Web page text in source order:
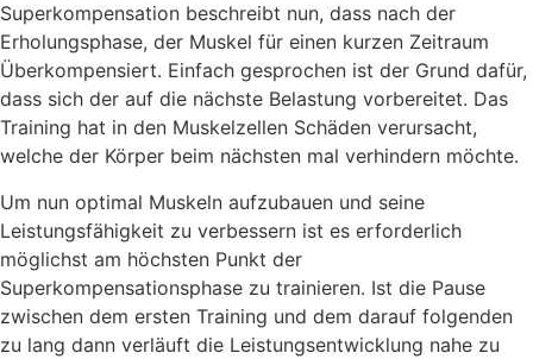
Superkompensation beschreibt nun, dass nach der
Erholungsphase, der Muskel für einen kurzen Zeitraum
Überkompensiert. Einfach gesprochen ist der Grund dafür,
dass sich der auf die nächste Belastung vorbereitet. Das
Training hat in den Muskelzellen Schäden verursacht,
welche der Körper beim nächsten mal verhindern möchte.
Um nun optimal Muskeln aufzubauen und seine
Leistungsfähigkeit zu verbessern ist es erforderlich
möglichst am höchsten Punkt der
Superkompensationsphase zu trainieren. Ist die Pause
zwischen dem ersten Training und dem darauf folgenden
zu lang dann verläuft die Leistungsentwicklung nahe zu